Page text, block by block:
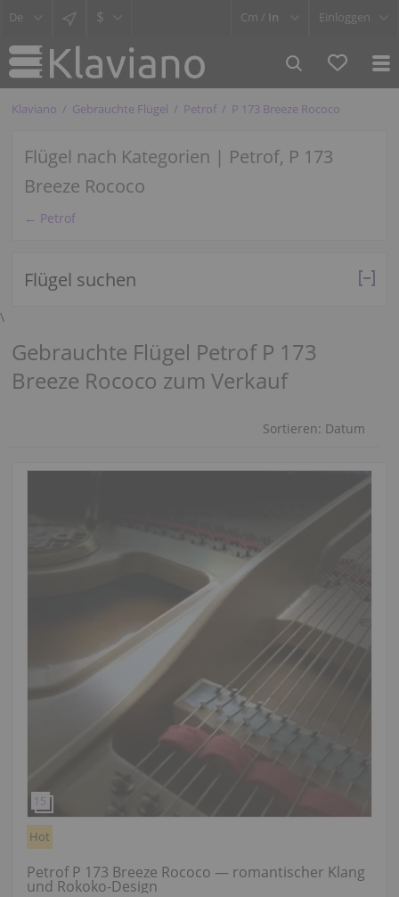
$ Cm / In Einloggen
Klaviano Gebrauchte Flügel Petrof P 173 Breeze Rococo
Flügel nach Kategorien | Petrof, P 173
Breeze Rococo
← Petrof
Flügel suchen
\
Gebrauchte Flügel Petrof P 173
Breeze Rococo zum Verkauf
Sortieren: Datum
Hot
Petrof P 173 Breeze Rococo — romantischer Klang
und Rokoko-Design